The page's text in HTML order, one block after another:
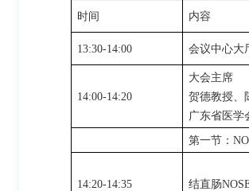
时间 内容
13:30-14:00 会议中心大
14:00-14:20
大会主席
贺德教授、
广东省医学
第一节：
14:20-14:35 结直肠